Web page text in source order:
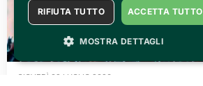
GIOVEDÌ 02 LUGLIO 2026
ACCETTA TUTTO
RIFIUTA TUTTO
MOSTRA DETTAGLI